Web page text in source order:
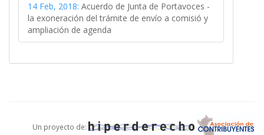
14 Feb, 2018: Acuerdo de Junta de Portavoces -
la exoneración del trámite de envío a comisió y
ampliación de agenda
Un proyecto de: